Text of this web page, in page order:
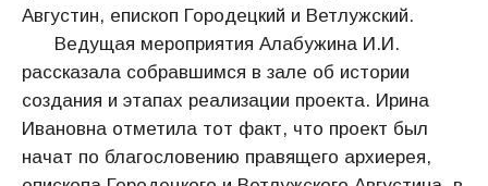
Августин, епископ Городецкий и Ветлужский.
Ведущая мероприятия Алабужина И.И.
рассказала собравшимся в зале об истории
создания и этапах реализации проекта. Ирина
Ивановна отметила тот факт, что проект был
начат по благословению правящего архиерея,